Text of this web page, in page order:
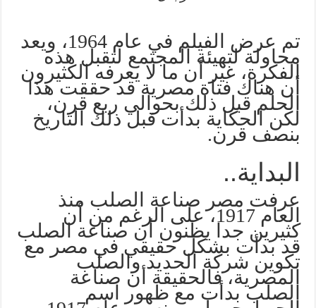
تم عرض الفيلم في عام 1964، ويعد
محاولة لتهيئة المجتمع لتقبل هذه
الفكرة، غير أن ما لا يعرفه الكثيرون
أن هناك فتاة مصرية قد حققت هذا
الحلم قبل ذلك بحوالي ربع قرن،
لكن الحكاية بدأت قبل ذلك التاريخ
بنصف قرن.
البداية..
عرفت مصر صناعة الصلب منذ
العام 1917، على الرغم من أن
كثيرين جدا يظنون أن صناعة الصلب
قد بدأت بشكل حقيقي في مصر مع
تكوين شركة الحديد والصلب
المصرية، فالحقيقة أن صناعة
الصلب بدأت مع ظهور اسم